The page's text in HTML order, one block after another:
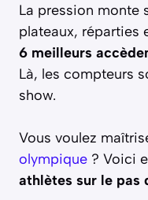
La pression monte
plateaux, réparties
6 meilleurs
Là, les compteurs
show.
Vous voulez
olympique ? Voici
athlètes sur le pas